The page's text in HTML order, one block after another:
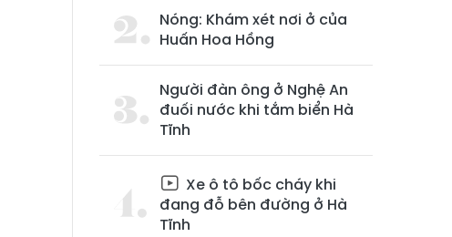
Nóng: Khám xét nơi ở của
Huấn Hoa Hồng
Người đàn ông ở Nghệ An
đuối nước khi tắm biển Hà
Tĩnh
Xe ô tô bốc cháy khi
đang đỗ bên đường ở Hà
Tĩnh